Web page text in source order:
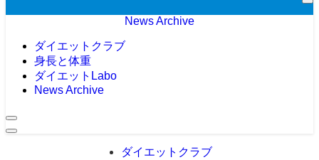
News Archive
ダイエットクラブ
身長と体重
ダイエットLabo
News Archive
ダイエットクラブ